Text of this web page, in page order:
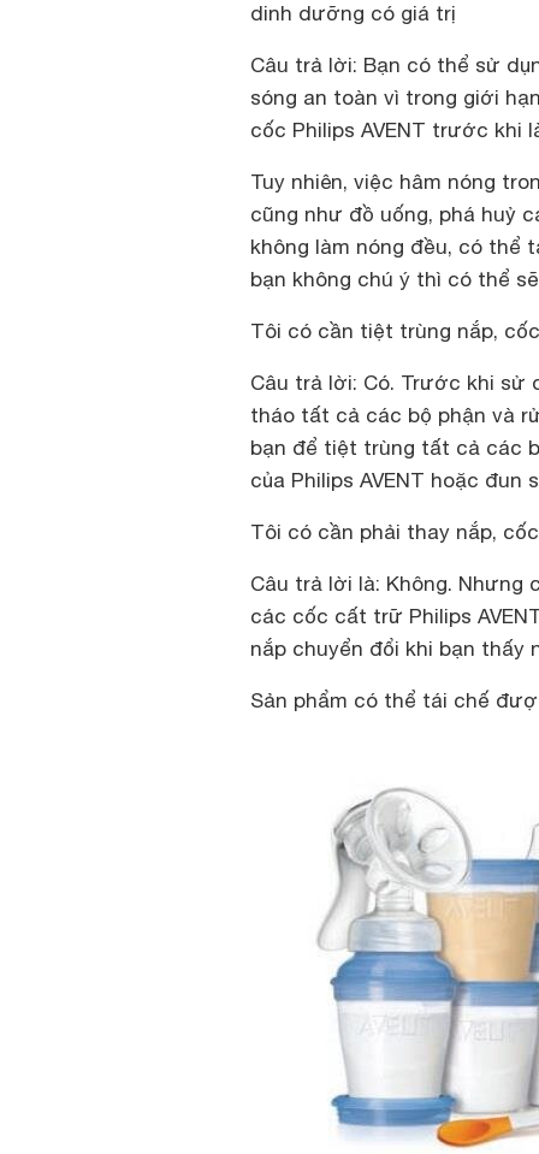
dinh dưỡng có giá trị
Câu trả lời: Bạn có thể sử
sóng an toàn vì trong giới
cốc Philips AVENT trước khi
Tuy nhiên, việc hâm nóng
cũng như đồ uống, phá huỷ
không làm nóng đều, có thể
bạn không chú ý thì có thể
Tôi có cần tiệt trùng nắp,
Câu trả lời: Có. Trước khi sử
tháo tất cả các bộ phận và
bạn để tiệt trùng tất cả các
của Philips AVENT hoặc đun
Tôi có cần phải thay nắp,
Câu trả lời là: Không. Nhưng
các cốc cất trữ Philips
nắp chuyển đổi khi bạn thấy
Sản phẩm có thể tái chế